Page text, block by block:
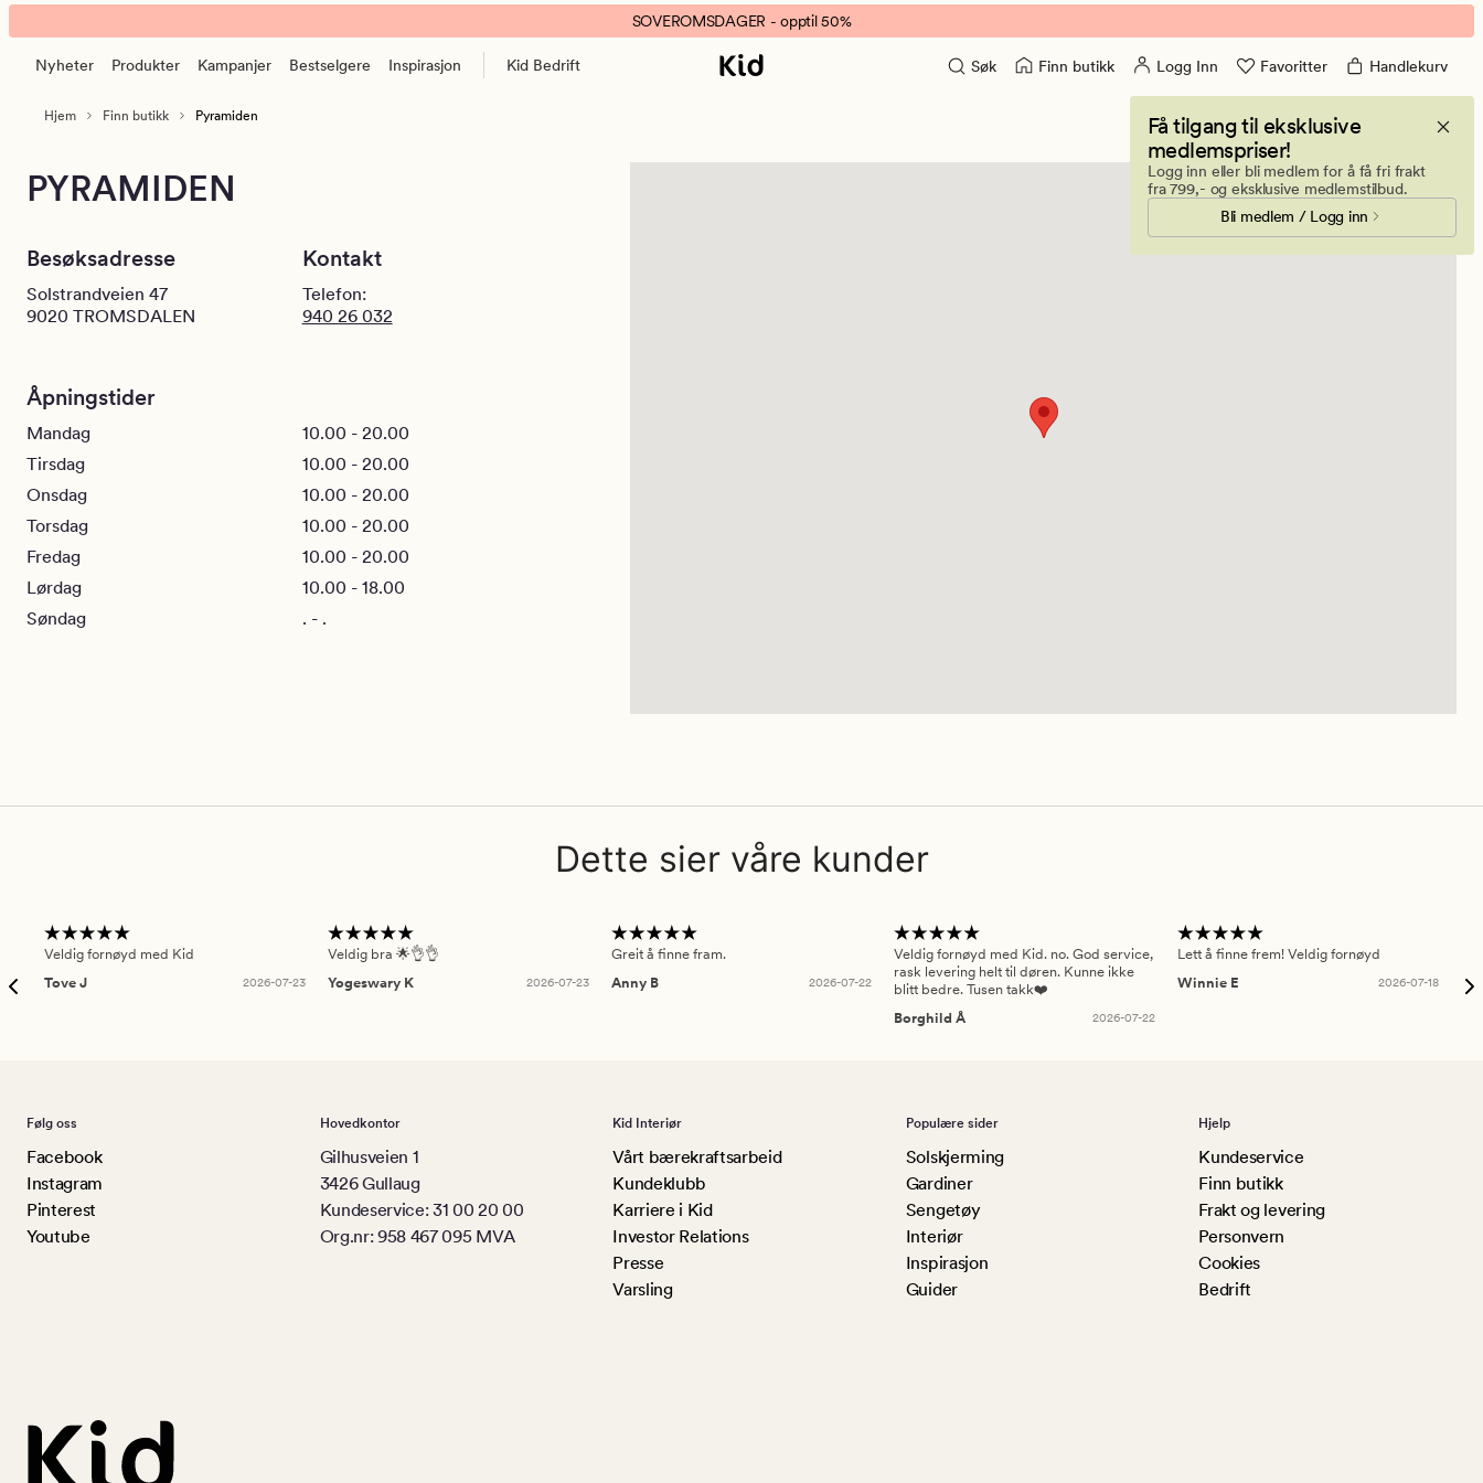
Kid
Amfi
Pyramiden
Tromsdalen
banner.
Klikk
pause.
SOVEROMSDAGER - opptil 50%
Nyheter Produkter Kampanjer Bestselgere Inspirasjon Kid Bedrift Søk Finn butikk Logg Inn Favoritter Handlekurv
Få tilgang til eksklusive
medlemspriser!
Logg inn eller bli medlem for å få fri frakt
fra 799,- og eksklusive medlemstilbud.
Bli medlem / Logg inn
Hjem Finn butikk Pyramiden
PYRAMIDEN
Besøksadresse
Solstrandveien 47
9020 TROMSDALEN
Kontakt
Telefon:
940 26 032
Åpningstider
Mandag
10.00 - 20.00
Tirsdag
10.00 - 20.00
Onsdag
10.00 - 20.00
Torsdag
10.00 - 20.00
Fredag
10.00 - 20.00
Lørdag
10.00 - 18.00
Søndag
. - .
Dette sier våre kunder
Veldig fornøyd med Kid
Tove J
2026-07-23
Veldig bra 🌟👌👌
Yogeswary K
2026-07-23
Greit å finne fram.
Anny B
2026-07-22
Veldig fornøyd med Kid. no. God service,
rask levering helt til døren. Kunne ikke
blitt bedre. Tusen takk❤️
Borghild Å
2026-07-22
Lett å finne frem! Veldig fornøyd
Winnie E
2026-07-18
Følg oss
Facebook
Instagram
Pinterest
Youtube
Hovedkontor
Gilhusveien 1
3426 Gullaug
Kundeservice: 31 00 20 00
Org.nr: 958 467 095 MVA
Kid Interiør
Vårt bærekraftsarbeid
Kundeklubb
Karriere i Kid
Investor Relations
Presse
Varsling
Populære sider
Solskjerming
Gardiner
Sengetøy
Interiør
Inspirasjon
Guider
Hjelp
Kundeservice
Finn butikk
Frakt og levering
Personvern
Cookies
Bedrift